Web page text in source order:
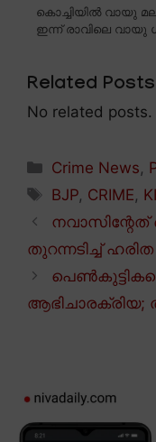
കൊച്ചിയിൽ വായു
ഇന്ന് രാവിലെ
Related
No related posts.
Categories
Crime News,
Tags
BJP, CRIME,
തുറന്നടിച്ച്
ആഭിചാരക്രിയ;